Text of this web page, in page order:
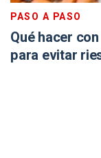
PASO A PASO
Qué hacer
para evitar